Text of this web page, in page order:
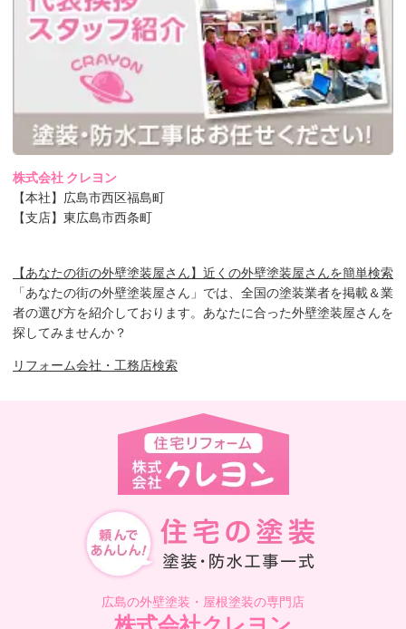
株式会社 クレヨン
【本社】広島市西区福島町
【支店】東広島市西条町
【あなたの街の外壁塗装屋さん】近くの外壁塗装屋さんを簡単検索
「あなたの街の外壁塗装屋さん」では、全国の塗装業者を掲載＆業
者の選び方を紹介しております。あなたに合った外壁塗装屋さんを
探してみませんか？
リフォーム会社・工務店検索
広島の外壁塗装・屋根塗装の専門店